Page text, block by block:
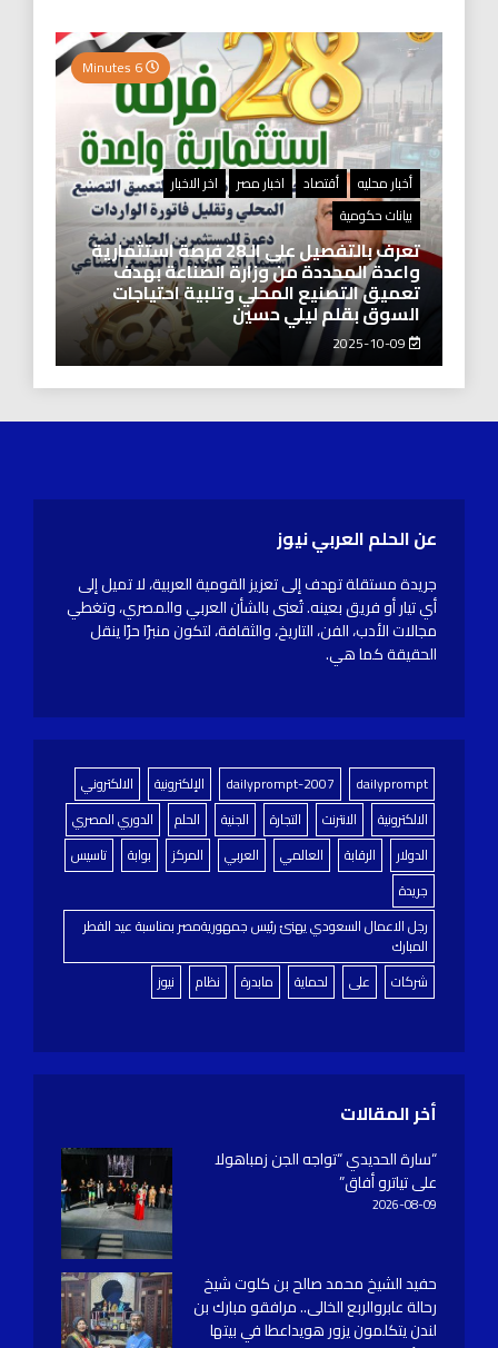
أخبار محليه أقتصاد اخبار مصر
اخر الاخبار
بيانات حكومية
تعرف بالتفصيل على الـ28 فرصة استثمارية
واعدة المحددة من وزارة الصناعة بهدف
تعميق التصنيع المحلي وتلبية احتياجات
السوق بقلم ليلي حسين
عن الحلم العربي نيوز
جريدة مستقلة تهدف إلى تعزيز القومية العربية، لا تميل إلى
أي تيار أو فريق بعينه. تُعنى بالشأن العربي والمصري، وتغطي
مجالات الأدب، الفن، التاريخ، والثقافة، لتكون منبرًا حرًا ينقل
الحقيقة كما هي.
dailyprompt
dailyprompt-2007 الإلكترونية
الالكتروني
الالكترونية
الانترنت التجارة الجنية الحلم
الدوري المصري
الدولار
الرقابة العالمي العربي المركز بوابة
تاسيس
جريدة
رجل الاعمال السعودي يهنئ رئيس جمهوريةمصر بمناسبة عيد الفطر
المبارك
شركات
على لحماية مابدرة نظام نيوز
أخر المقالات
“سارة الحديدي “تواجه الجن زمباهولا
على تياترو أفاق”
2026-08-09
حفيد الشيخ محمد صالح بن كلوت شيخ
رحالة عابروالربع الخالى.. مرافقو مبارك بن
لندن يتكلمون يزور هويداعطا في بيتها